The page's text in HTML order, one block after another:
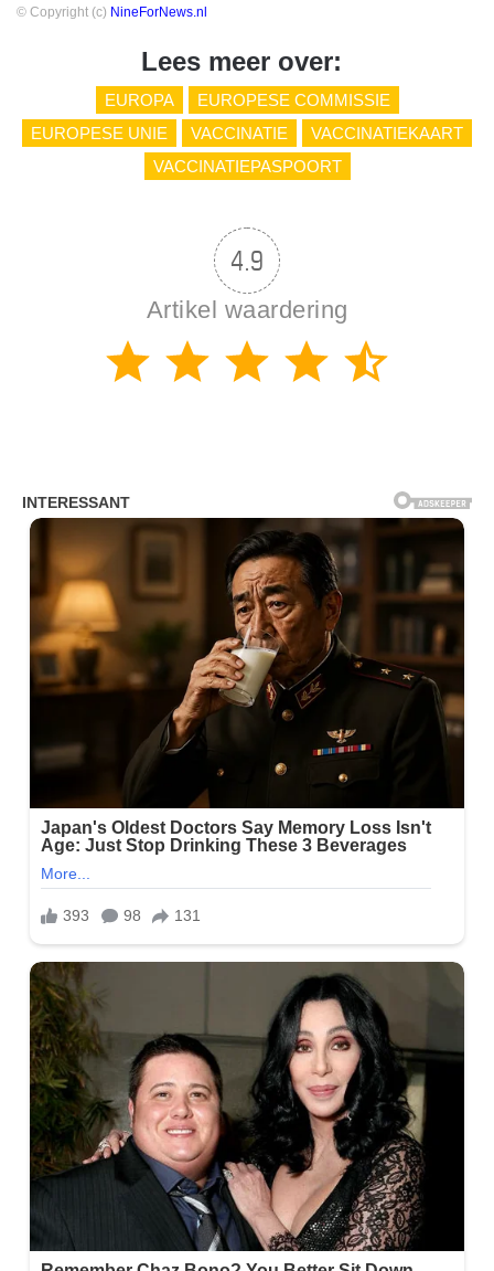
© Copyright (c) NineForNews.nl
Lees meer over:
EUROPA
EUROPESE COMMISSIE
EUROPESE UNIE
VACCINATIE
VACCINATIEKAART
VACCINATIEPASPOORT
4.9
Artikel waardering